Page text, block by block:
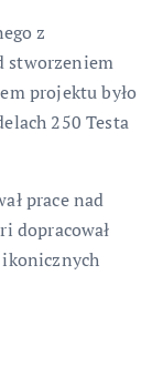
z
stworzeniem
projektu było
250 Testa
prace nad
dopracował
ikonicznych